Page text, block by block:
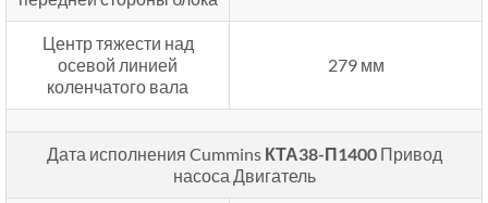
Центр тяжести над
осевой линией
коленчатого вала
279 мм
Дата исполнения Cummins КТА38-П1400 Привод
насоса Двигатель